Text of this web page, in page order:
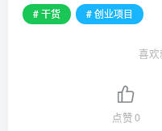
# 干货
# 创业项目
喜欢
点赞0